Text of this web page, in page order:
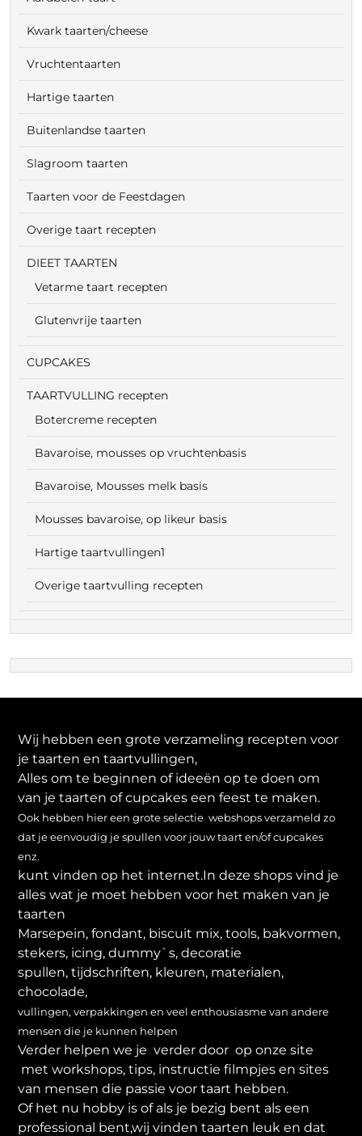
Kwark taarten/cheese
Vruchtentaarten
Hartige taarten
Buitenlandse taarten
Slagroom taarten
Taarten voor de Feestdagen
Overige taart recepten
DIEET TAARTEN
Vetarme taart recepten
Glutenvrije taarten
CUPCAKES
TAARTVULLING recepten
Botercreme recepten
Bavaroise, mousses op vruchtenbasis
Bavaroise, Mousses melk basis
Mousses bavaroise, op likeur basis
Hartige taartvullingen1
Overige taartvulling recepten
Wij hebben een grote verzameling recepten voor
je taarten en taartvullingen,
Alles om te beginnen of ideeën op te doen om
van je taarten of cupcakes een feest te maken.
Ook hebben hier een grote selectie webshops verzameld zo
dat je eenvoudig je spullen voor jouw taart en/of cupcakes
enz.
kunt vinden op het internet.In deze shops vind je
alles wat je moet hebben voor het maken van je
taarten
Marsepein, fondant, biscuit mix, tools, bakvormen,
stekers, icing, dummy`s, decoratie
spullen, tijdschriften, kleuren, materialen,
chocolade,
vullingen, verpakkingen en veel enthousiasme van andere
mensen die je kunnen helpen
Verder helpen we je verder door op onze site
met workshops, tips, instructie filmpjes en sites
van mensen die passie voor taart hebben.
Of het nu hobby is of als je bezig bent als een
professional bent,wij vinden taarten leuk en dat